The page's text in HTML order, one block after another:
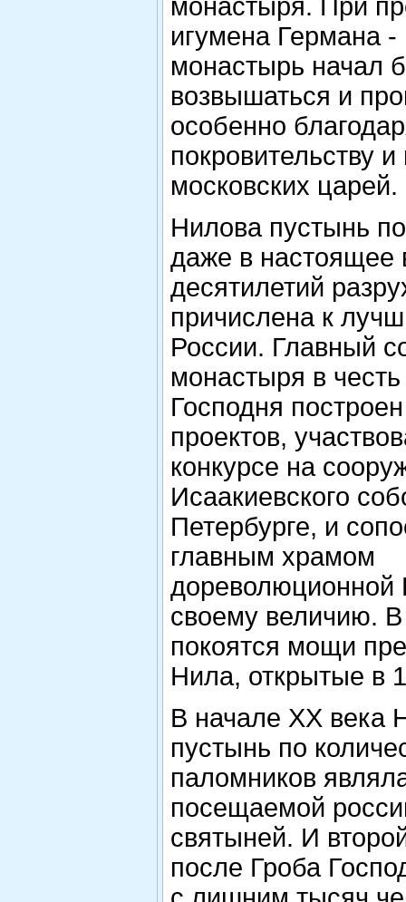
монастыря. При
игумена Германа -
монастырь начал
возвышаться и
особенно
покровительству
московских царей.
Нилова пустынь
даже в настоящее
десятилетий
причислена к
России. Главный
монастыря в
Господня
проектов,
конкурсе на
Исаакиевского
Петербурге, и
главным храмом
дореволюционной
своему величию.
покоятся мощи
Нила, открытые в
В начале ХХ века
пустынь по
паломников
посещаемой
святыней. И
после Гроба